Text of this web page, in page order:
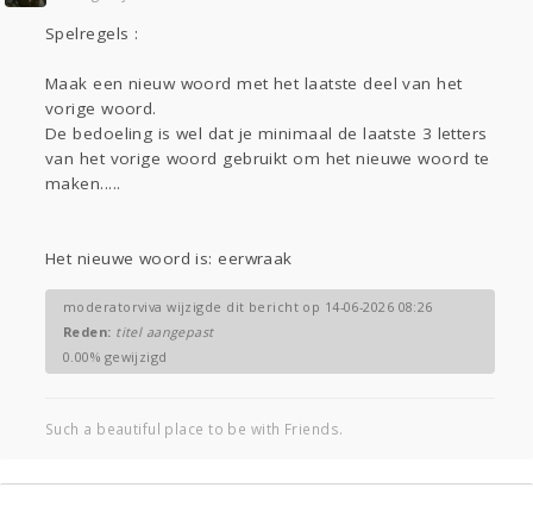
Gevraagd
Spelregels :
Maak een nieuw woord met het laatste deel van het
vorige woord.
De bedoeling is wel dat je minimaal de laatste 3 letters
van het vorige woord gebruikt om het nieuwe woord te
maken.....
Het nieuwe woord is: eerwraak
moderatorviva wijzigde dit bericht op 14-06-2026 08:26
Reden: titel aangepast
0.00% gewijzigd
Such a beautiful place to be with Friends.